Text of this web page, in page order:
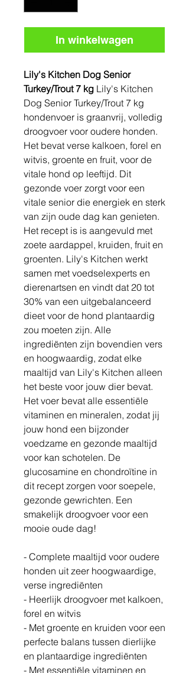
In winkelwagen
Lily's Kitchen Dog Senior
Turkey/Trout 7 kg Lily's Kitchen
Dog Senior Turkey/Trout 7 kg
hondenvoer is graanvrij, volledig
droogvoer voor oudere honden.
Het bevat verse kalkoen, forel en
witvis, groente en fruit, voor de
vitale hond op leeftijd. Dit
gezonde voer zorgt voor een
vitale senior die energiek en sterk
van zijn oude dag kan genieten.
Het recept is is aangevuld met
zoete aardappel, kruiden, fruit en
groenten. Lily's Kitchen werkt
samen met voedselexperts en
dierenartsen en vindt dat 20 tot
30% van een uitgebalanceerd
dieet voor de hond plantaardig
zou moeten zijn. Alle
ingrediënten zijn bovendien vers
en hoogwaardig, zodat elke
maaltijd van Lily's Kitchen alleen
het beste voor jouw dier bevat.
Het voer bevat alle essentiële
vitaminen en mineralen, zodat jij
jouw hond een bijzonder
voedzame en gezonde maaltijd
voor kan schotelen. De
glucosamine en chondroïtine in
dit recept zorgen voor soepele,
gezonde gewrichten. Een
smakelijk droogvoer voor een
mooie oude dag!
- Complete maaltijd voor oudere
honden uit zeer hoogwaardige,
verse ingrediënten
- Heerlijk droogvoer met kalkoen,
forel en witvis
- Met groente en kruiden voor een
perfecte balans tussen dierlijke
en plantaardige ingrediënten
- Met essentiële vitaminen en